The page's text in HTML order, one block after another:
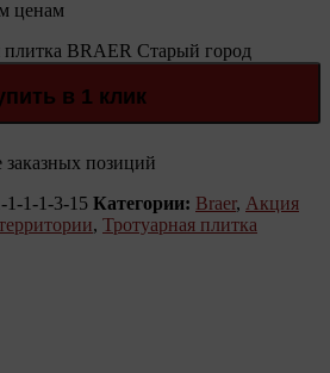
ценам
плитка BRAER Старый город
в 1 клик
позиций
1-1-1-3-15 Категории: Braer, Акция
, Тротуарная плитка